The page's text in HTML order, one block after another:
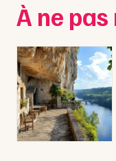
Spectacles
Concerts
Sports
Soirées
Sorties famille
Nantes
Nice
Paris
Strasbourg
Toulouse
À ne